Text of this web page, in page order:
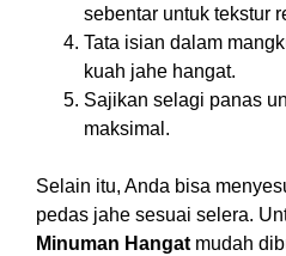
sebentar untuk tekstur
Tata isian dalam
kuah jahe hangat.
Sajikan selagi panas
maksimal.
Selain itu, Anda bisa
pedas jahe sesuai selera.
Minuman Hangat mudah